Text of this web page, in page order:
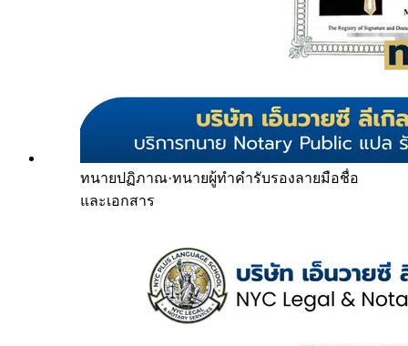
ทนายปฏิภาณ·ทนายผู้ทำคำรับรองลายมือชื่อ
และเอกสาร